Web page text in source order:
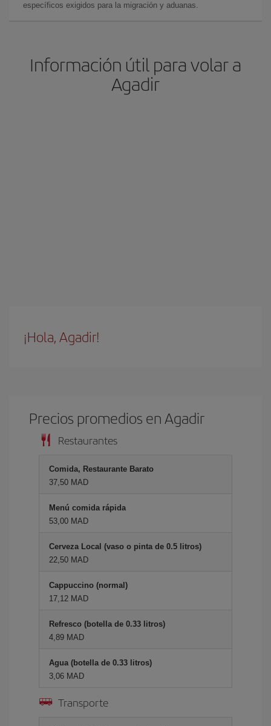
específicos exigidos para la migración y aduanas.
Información útil para volar a
Agadir
¡Hola, Agadir!
Precios promedios en Agadir
Restaurantes
Comida, Restaurante Barato
37,50 MAD
Menú comida rápida
53,00 MAD
Cerveza Local (vaso o pinta de 0.5 litros)
22,50 MAD
Cappuccino (normal)
17,12 MAD
Refresco (botella de 0.33 litros)
4,89 MAD
Agua (botella de 0.33 litros)
3,06 MAD
Transporte